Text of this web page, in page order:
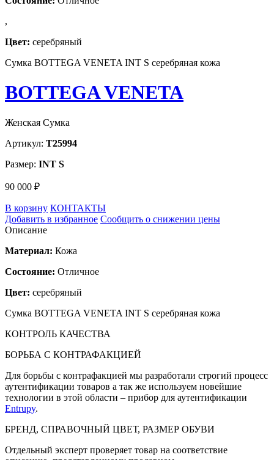
,
Цвет: серебряный
Сумка BOTTEGA VENETA INT S серебряная кожа
BOTTEGA VENETA
Женская Сумка
Артикул: T25994
Размер: INT S
90 000 ₽
В корзину КОНТАКТЫ
Добавить в избранное Сообщить о снижении цены
Описание
Материал: Кожа
Состояние: Отличное
Цвет: серебряный
Сумка BOTTEGA VENETA INT S серебряная кожа
КОНТРОЛЬ КАЧЕСТВА
БОРЬБА С КОНТРАФАКЦИЕЙ
Для борьбы с контрафакцией мы разработали строгий процесс
аутентификации товаров а так же используем новейшие
технологии в этой области – прибор для аутентификации
Entrupy.
БРЕНД, СПРАВОЧНЫЙ ЦВЕТ, РАЗМЕР ОБУВИ
Отдельный эксперт проверяет товар на соответствие